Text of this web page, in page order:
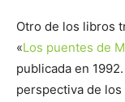
Otro de los libros
«Los puentes de
publicada en
perspectiva de los